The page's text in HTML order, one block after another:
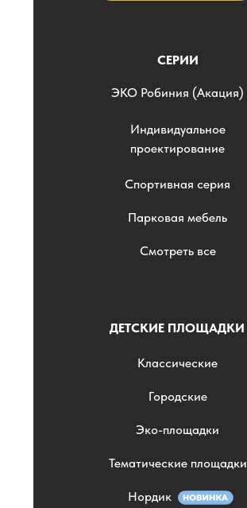
СЕРИИ
ЭKO Робиния (Акация)
Спортивная серия
Парковая мебель
Смотреть все
Индивидуальное
проектирование
ДЕТСКИЕ ПЛОЩАДКИ
Классические
Городские
Эко-площадки
Тематические площадки
Нордик